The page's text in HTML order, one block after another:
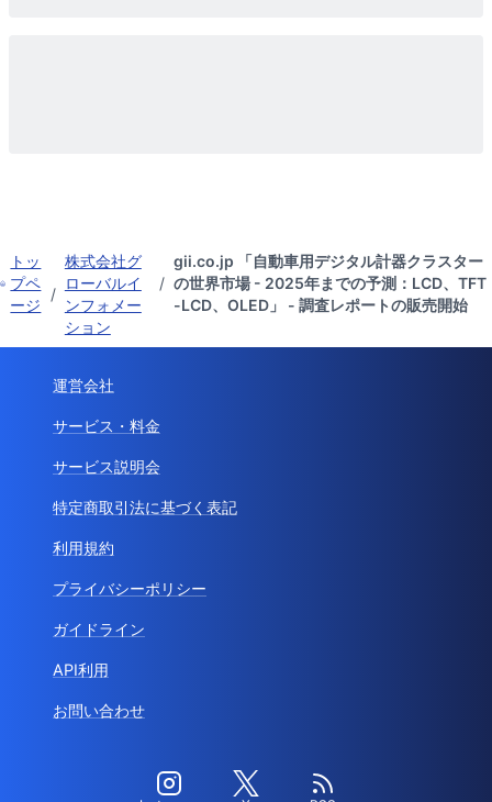
トッ
プペ
ージ
/
株式会社グ
ローバルイ
ンフォメー
ション
/
gii.co.jp 「自動車用デジタル計器クラスター
の世界市場 - 2025年までの予測：LCD、TFT
-LCD、OLED」 - 調査レポートの販売開始
運営会社
サービス・料金
サービス説明会
特定商取引法に基づく表記
利用規約
プライバシーポリシー
ガイドライン
API利用
お問い合わせ